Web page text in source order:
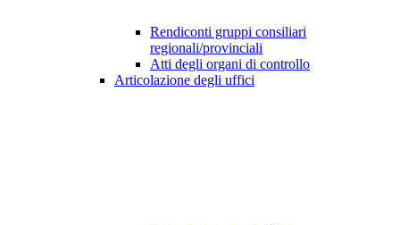
Rendiconti gruppi consiliari
regionali/provinciali
Atti degli organi di controllo
Articolazione degli uffici